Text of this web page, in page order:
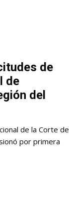
de
de
del
de la Corte de
por primera